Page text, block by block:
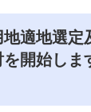
適地選定
開始しま